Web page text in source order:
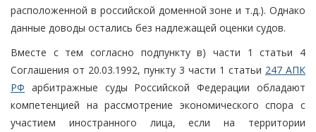
расположенной в российской доменной зоне и т.д.). Однако
данные доводы остались без надлежащей оценки судов.
Вместе с тем согласно подпункту в) части 1 статьи 4
Соглашения от 20.03.1992, пункту 3 части 1 статьи 247 АПК
РФ арбитражные суды Российской Федерации обладают
компетенцией на рассмотрение экономического спора с
участием иностранного лица, если на территории